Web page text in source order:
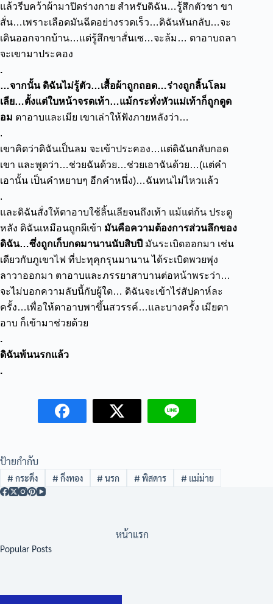
แล้วรีบคว้าผ้ามาปิดร่างกาย สำหรับดิฉัน…รู้สึกตัวชา ขา
สั่น…เพราะเลือดมันฉีดอย่างรวดเร็ว…ดิฉันหันกลับ…จะ
เดินออกจากบ้าน…แต่รู้สึกขาสั่นเซ…จะล้ม… ตาอาบถลา
จะเขามาประคอง
.
…จากนั้น ดิฉันไม่รู้ตัว…เสื้อผ้าถูกถอด…ร่างถูกลิ้นโลม
เลีย…ตั้งแต่ใบหน้าจรดเท้า…แม้กระทั่งหัวแม่เท้าก็ถูกดูด
อม ตาอาบและเมีย เขาเล่าให้ฟังภายหลังว่า…
.
เขาคิดว่าดิฉันเป็นลม จะเข้าประคอง…แต่ดิฉันกลับกอด
เขา และพูดว่า…ช่วยฉันด้วย…ช่วยเอาฉันด้วย…(แต่คำ
เอานั้น เป็นคำหยาบๆ อีกคำหนึ่ง)…ฉันทนไม่ไหวแล้ว
.
และดิฉันสั่งให้ตาอาบใช้ลิ้นเลียจนถึงเท้า แม้แต่ก้น ประตู
หลัง ดิฉันเหมือนถูกผีเข้า มันคือความต้องการส่วนลึกของ
ดิฉัน…ซึ่งถูกเก็บกดมานานนับสิบปี มันระเบิดออกมา เช่น
เดียวกับภูเขาไฟ ที่ปะทุคุกรุนมานาน ได้ระเบิดพวยพุ่ง
ลาวาออกมา ตาอาบและภรรยาสาบานต่อหน้าพระว่า…
จะไม่บอกความลับนี้กับผู้ใด… ดิฉันจะเข้าไร่สัปดาห์ละ
ครั้ง…เพื่อให้ตาอาบพาขึ้นสวรรค์…และบางครั้ง เมียตา
อาบ ก็เข้ามาช่วยด้วย
.
ดิฉันพ้นนรกแล้ว
.
ป้ายกำกับ
# กระดิ่ง # กิ่งทอง # นรก # พิสดาร # แม่ม่าย
หน้าแรก
Popular Posts